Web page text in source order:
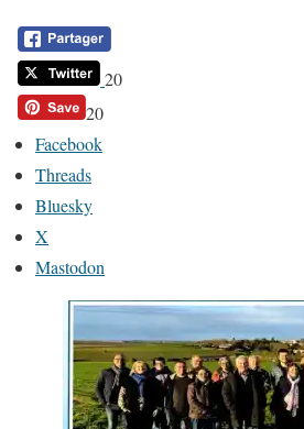
20
20
Facebook
Threads
Bluesky
X
Mastodon